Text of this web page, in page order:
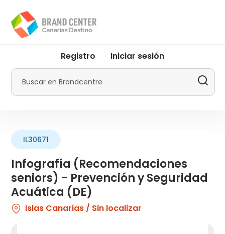
contenido
principal
menu
Promotur
Registro Iniciar sesión
Buscar
Infografía (Recomendaciones
seniors) - Prevención y Seguridad
Acuática (DE)
IL30671
Islas Canarias / Sin localizar